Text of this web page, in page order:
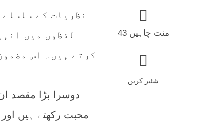
43 منٹ چاہیں
شئیر کریں
نظریات کے
لفظوں میں
کرتے ہیں۔ اس
دوسرا بڑا مقصد
محبت رکھتے ہیں